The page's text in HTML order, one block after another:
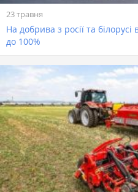
23 травня
На добрива з росії та
до 100%